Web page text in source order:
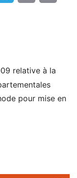
relative à la
pour mise en